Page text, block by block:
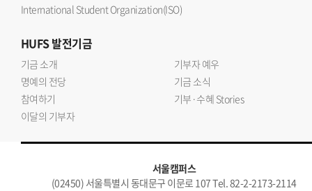
International Student Organization(ISO)
HUFS발전기금
기금 소개
기부자 예우
명예의 전당
기금 소식
참여하기
기부·수혜 Stories
이달의 기부자
서울캠퍼스
(02450) 서울특별시 동대문구 이문로 107 Tel. 82-2-2173-2114